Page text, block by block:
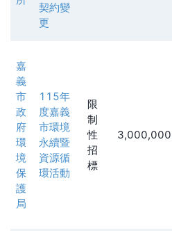
契約變
更
嘉
義
市
政
府
環
境
保
護
局
115年
度嘉義
市環境
永續暨
資源循
環活動
限
制
性
招
標
3,000,000